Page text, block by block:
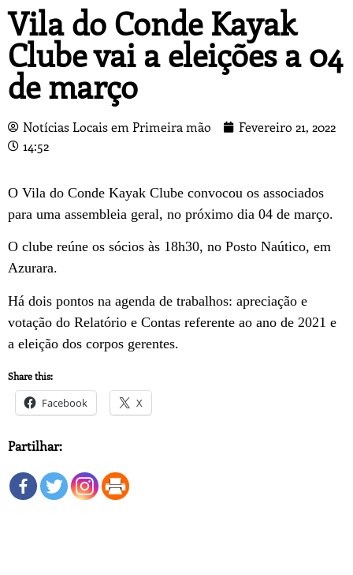
Vila do Conde Kayak
Clube vai a eleições a 04
de março
Notícias Locais em Primeira mão
Fevereiro 21, 2022
14:52
O Vila do Conde Kayak Clube convocou os associados
para uma assembleia geral, no próximo dia 04 de março.
O clube reúne os sócios às 18h30, no Posto Naútico, em
Azurara.
Há dois pontos na agenda de trabalhos: apreciação e
votação do Relatório e Contas referente ao ano de 2021 e
a eleição dos corpos gerentes.
Share this:
Facebook X
Partilhar: